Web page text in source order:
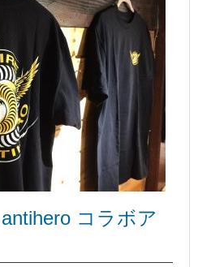
コラボア